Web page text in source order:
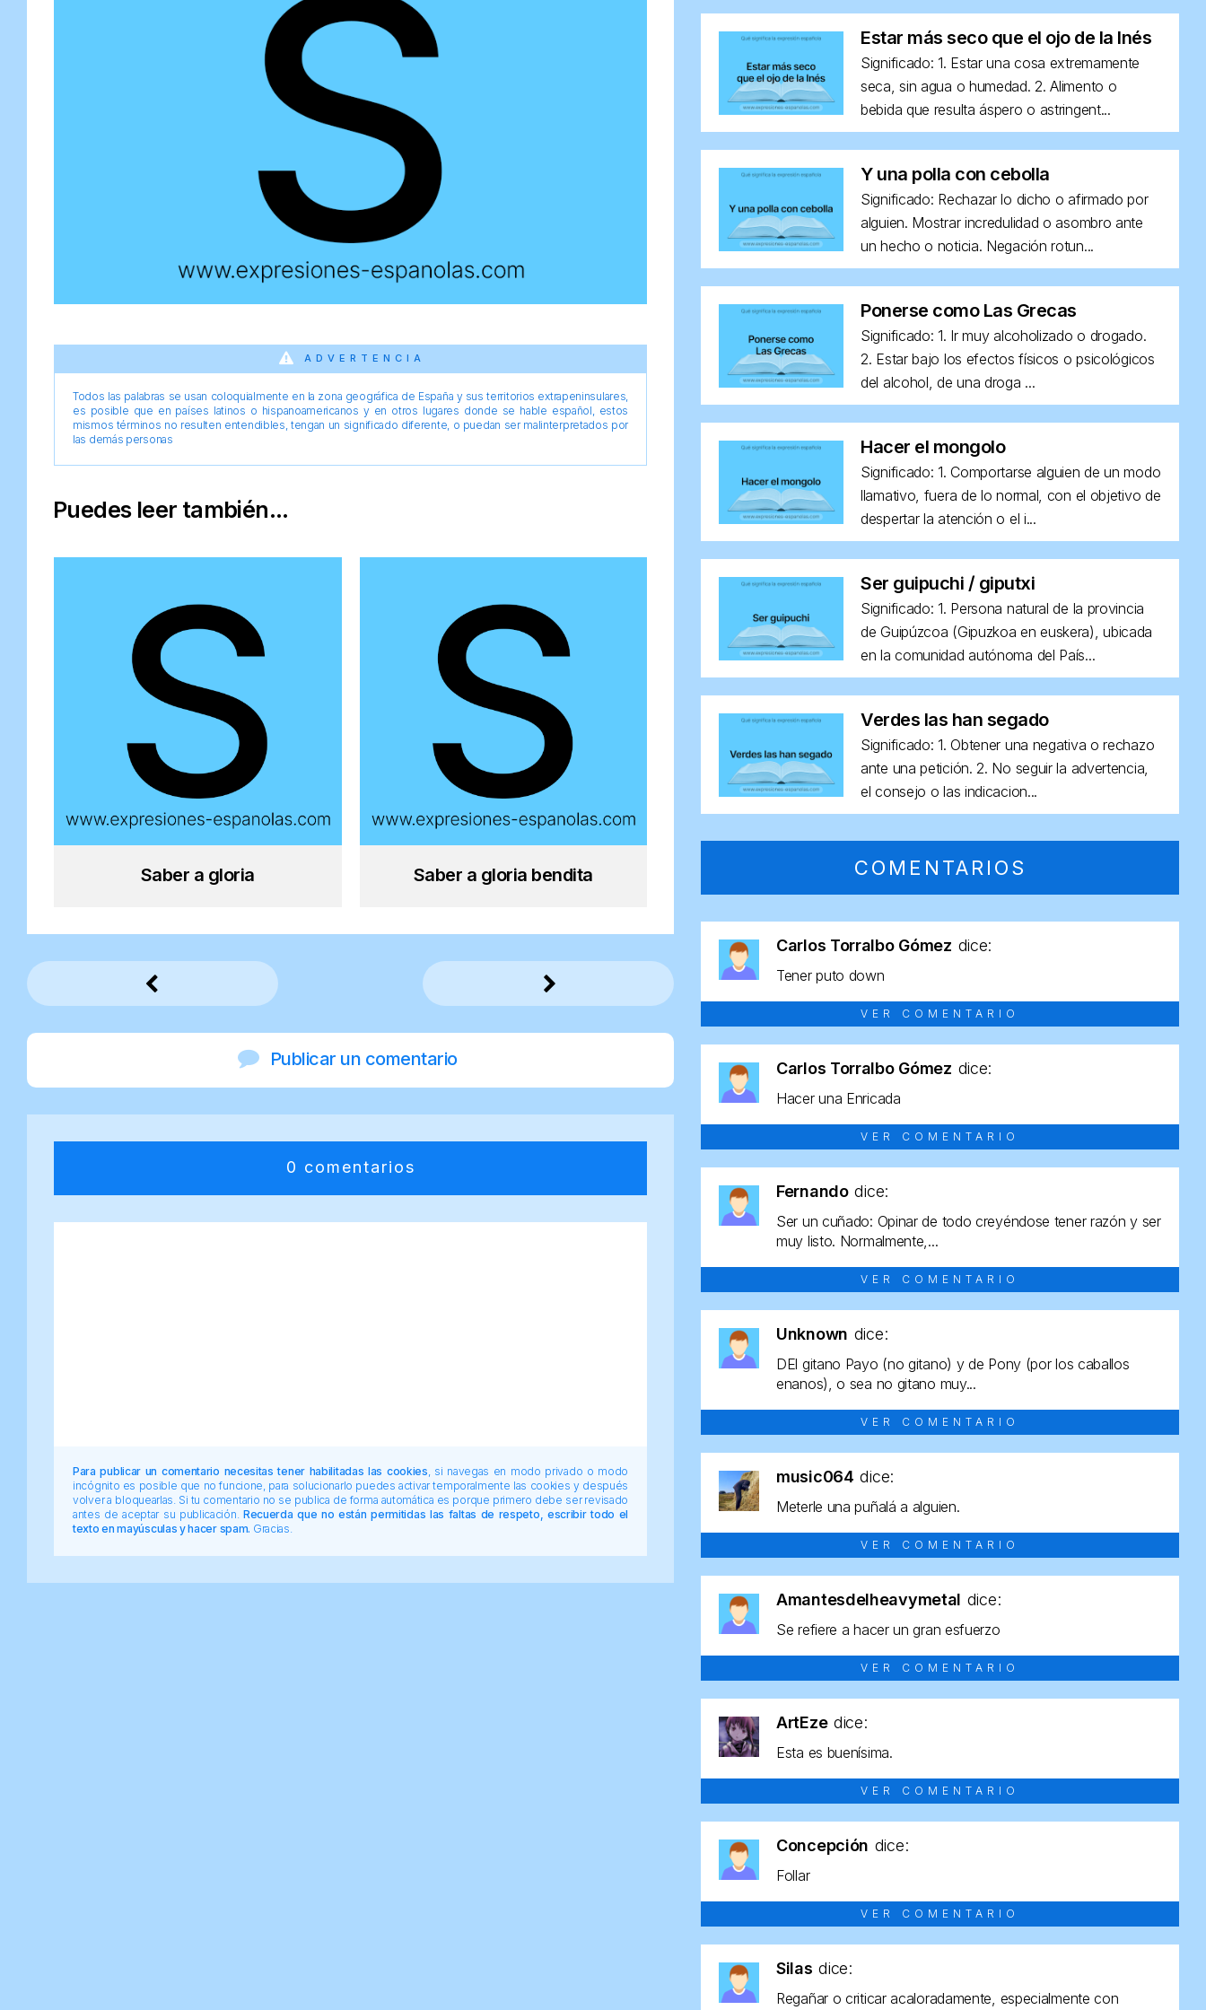
ADVERTENCIA
Todos las palabras se usan coloquialmente en la zona geográfica de España y sus territorios extrapeninsulares,
es posible que en países latinos o hispanoamericanos y en otros lugares donde se hable español, estos
mismos términos no resulten entendibles, tengan un significado diferente, o puedan ser malinterpretados por
las demás personas
Puedes leer también...
Saber a gloria Saber a gloria bendita
Publicar un comentario
0 comentarios
Para publicar un comentario necesitas tener habilitadas las cookies , si navegas en modo privado o modo
incógnito es posible que no funcione, para solucionarlo puedes activar temporalmente las cookies y después
volver a bloquearlas. Si tu comentario no se publica de forma automática es porque primero debe ser revisado
antes de aceptar su publicación. Recuerda que no están permitidas las faltas de respeto, escribir todo el
texto en mayúsculas y hacer spam. Gracias.
Estar más seco que el ojo de la Inés
Significado: 1. Estar una cosa extremamente
seca, sin agua o humedad. 2. Alimento o
bebida que resulta áspero o astringent...
Y una polla con cebolla
Significado: Rechazar lo dicho o afirmado por
alguien. Mostrar incredulidad o asombro ante
un hecho o noticia. Negación rotun...
Ponerse como Las Grecas
Significado: 1. Ir muy alcoholizado o drogado.
2. Estar bajo los efectos físicos o psicológicos
del alcohol, de una droga ...
Hacer el mongolo
Significado: 1. Comportarse alguien de un modo
llamativo, fuera de lo normal, con el objetivo de
despertar la atención o el i...
Ser guipuchi / giputxi
Significado: 1. Persona natural de la provincia
de Guipúzcoa (Gipuzkoa en euskera), ubicada
en la comunidad autónoma del País...
Verdes las han segado
Significado: 1. Obtener una negativa o rechazo
ante una petición. 2. No seguir la advertencia,
el consejo o las indicacion...
COMENTARIOS
Carlos Torralbo Gómez dice:
Tener puto down
VER COMENTARIO
Carlos Torralbo Gómez dice:
Hacer una Enricada
VER COMENTARIO
Fernando dice:
Ser un cuñado: Opinar de todo creyéndose tener razón y ser
muy listo. Normalmente,...
VER COMENTARIO
Unknown dice:
DEl gitano Payo (no gitano) y de Pony (por los caballos
enanos), o sea no gitano muy...
VER COMENTARIO
music064 dice:
Meterle una puñalá a alguien.
VER COMENTARIO
Amantesdelheavymetal dice:
Se refiere a hacer un gran esfuerzo
VER COMENTARIO
ArtEze dice:
Esta es buenísima.
VER COMENTARIO
Concepción dice:
Follar
VER COMENTARIO
Silas dice:
Regañar o criticar acaloradamente, especialmente con